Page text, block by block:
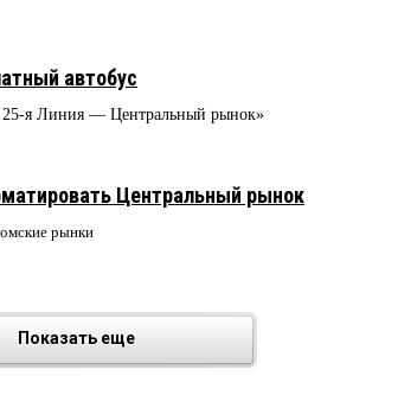
автобус
25-я Линия — Центральный рынок»
Центральный рынок
рынки
Показать еще